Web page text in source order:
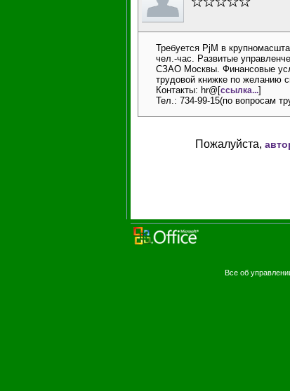
Требуется PjM в
чел.-час. Развитые
СЗАО Москвы. Финансовые
трудовой книжке по желанию
Контакты: hr@[ссылка...]
Тел.: 734-99-15(по вопросам
Пожалуйста,
Все об